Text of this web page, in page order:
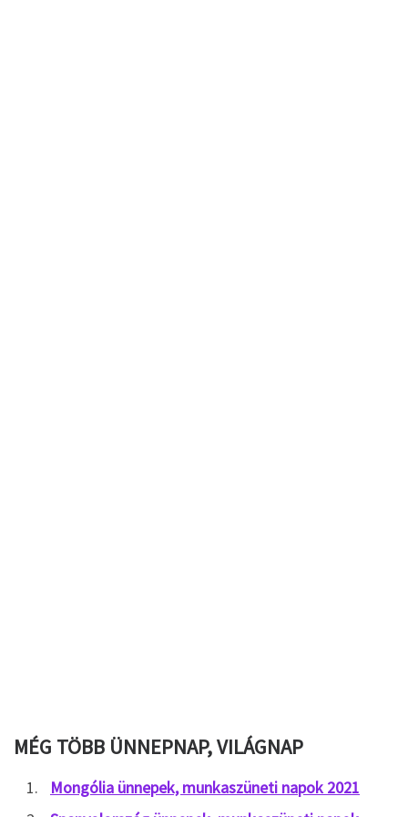
MÉG TÖBB ÜNNEPNAP, VILÁGNAP
Mongólia ünnepek, munkaszüneti napok 2021